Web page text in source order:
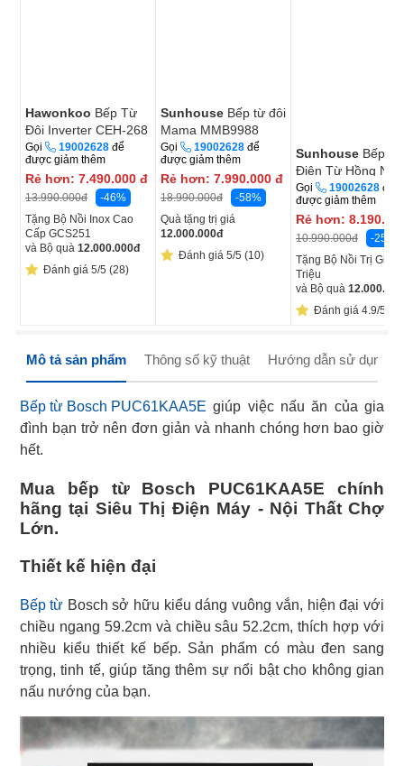
Hawonkoo Bếp Từ
Đôi Inverter CEH-268
5400W - Xuất Xứ
Thái Lan
Gọi 19002628 để
được giảm thêm
Rẻ hơn: 7.490.000 đ
13.990.000đ
-46%
Tặng Bộ Nồi Inox Cao
Cấp GCS251
và Bộ quà 12.000.000đ
Đánh giá 5/5 (28)
Sunhouse Bếp từ đôi
Mama MMB9988
3800W - Ý
Gọi 19002628 để
được giảm thêm
Rẻ hơn: 7.990.000 đ
18.990.000đ
-58%
Quà tặng trị giá
12.000.000đ
Đánh giá 5/5 (10)
Sunhouse Bếp
Điện Từ Hồng
Mama
TMC 4400W -
Xứ Thái Lan
Gọi 19002628 để
được giảm thêm
Rẻ hơn:
10.990.000đ
-25%
Tặng Bộ Nồi Trị Giá 2
Triệu
và Bộ quà 12.000.000
Đánh giá 4.9/5
Mô tả sản phẩm Thông số kỹ thuật Hướng dẫn sử dụng
Bếp từ Bosch PUC61KAA5E giúp việc nấu ăn của gia
đình bạn trở nên đơn giản và nhanh chóng hơn bao giờ
hết.
Mua bếp từ Bosch PUC61KAA5E chính
hãng tại Siêu Thị Điện Máy - Nội Thất Chợ
Lớn.
Thiết kế hiện đại
Bếp từ Bosch sở hữu kiểu dáng vuông vắn, hiện đại với
chiều ngang 59.2cm và chiều sâu 52.2cm, thích hợp với
nhiều kiểu thiết kế bếp. Sản phẩm có màu đen sang
trọng, tinh tế, giúp tăng thêm sự nổi bật cho không gian
nấu nướng của bạn.